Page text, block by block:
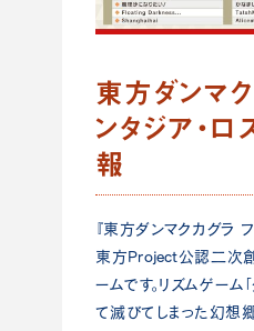
東方ダンマ
ンタジア・
報
『東方ダンマクカグラ フ
東方Project公認二次
ームです。リズムゲーム
て滅びてしまった幻想